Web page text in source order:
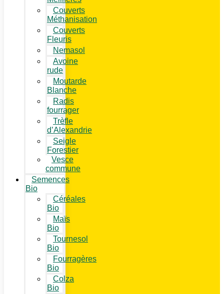
Couverts
Méthanisation
Couverts
Fleuris
Nemasol
Avoine
rude
Moutarde
Blanche
Radis
fourrager
Trèfle
d’Alexandrie
Seigle
Forestier
Vesce
commune
Semences
Bio
Céréales
Bio
Maïs
Bio
Tournesol
Bio
Fourragères
Bio
Colza
Bio